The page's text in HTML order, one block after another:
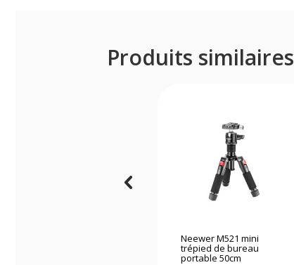
Produits similaires
Neewer M521 mini
trépied de bureau
portable 50cm